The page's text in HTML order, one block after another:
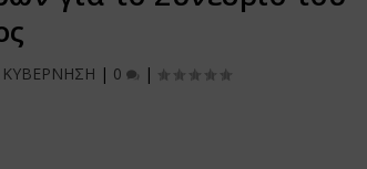
ΚΥΒΕΡΝΗΣΗ | 0 |